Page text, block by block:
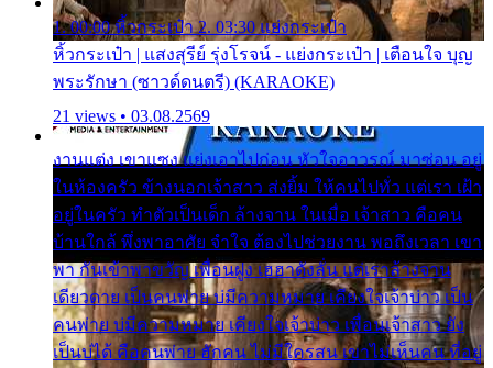
1. 00:00 หิ้วกระเป๋า 2. 03:30 แย่งกระเป๋า
หิ้วกระเป๋า | แสงสุรีย์ รุ่งโรจน์ - แย่งกระเป๋า | เตือนใจ บุญ
พระรักษา (ซาวด์ดนตรี) (KARAOKE)
21 views • 03.08.2569
งานแต่ง เขาแซง แย่งเอาไปก่อน หัวใจอาวรณ์ มาซ่อน อยู่
ในห้องครัว ข้างนอกเจ้าสาว ส่งยิ้ม ให้คนไปทั่ว แต่เรา เฝ้า
อยู่ในครัว ทำตัวเป็นเด็ก ล้างจาน ในเมื่อ เจ้าสาว คือคน
บ้านใกล้ พึ่งพาอาศัย จำใจ ต้องไปช่วยงาน พอถึงเวลา เขา
พา กันเข้าพาขวัญ เพื่อนฝูง เฮฮาดังลั่น แต่เราล้างจาน
เดียวดาย เป็นคนพ่าย บ่มีความหมาย เคียงใจเจ้าบ่าว เป็น
คนพ่าย บ่มีความหมาย เคียงใจเจ้าบ่าว เพื่อนเจ้าสาว ยัง
เป็นบ่ได้ คือคนพ่าย ฮักคน ไม่มีใครสน เขาไม่เห็นคน ที่อยู่